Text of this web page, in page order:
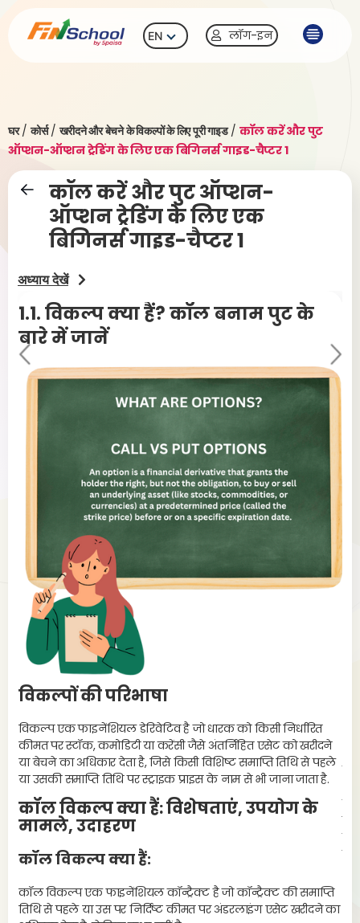
EN लॉग-इन
घर/कोर्स/खरीदने और बेचने के विकल्पों के लिए पूरी गाइड/ कॉल करें और पुट
ऑप्शन-ऑप्शन ट्रेडिंग के लिए एक बिगिनर्स गाइड-चैप्टर 1
कॉल करें और पुट ऑप्शन-
ऑप्शन ट्रेडिंग के लिए एक
बिगिनर्स गाइड-चैप्टर 1
अध्याय देखें
1.1.विकल्प क्या हैं? कॉल बनाम पुट के
बारे में जानें
विकल्पों की परिभाषा
विकल्प एक फाइनेंशियल डेरिवेटिव है जो धारक को किसी निर्धारित
कीमत पर स्टॉक, कमोडिटी या करेंसी जैसे अंतर्निहित एसेट को खरीदने
या बेचने का अधिकार देता है, जिसे किसी विशिष्ट समाप्ति तिथि से पहले
या उसकी समाप्ति तिथि पर स्ट्राइक प्राइस के नाम से भी जाना जाता है.
कॉल विकल्प क्या हैं: विशेषताएं, उपयोग के
मामले, उदाहरण
कॉल विकल्प क्या हैं:
कॉल विकल्प एक फाइनेंशियल कॉन्ट्रैक्ट है जो कॉन्ट्रैक्ट की समाप्ति
तिथि से पहले या उस पर निर्दिष्ट कीमत पर अंडरलाइंग एसेट खरीदने का
Pr
evi
Ne
xt